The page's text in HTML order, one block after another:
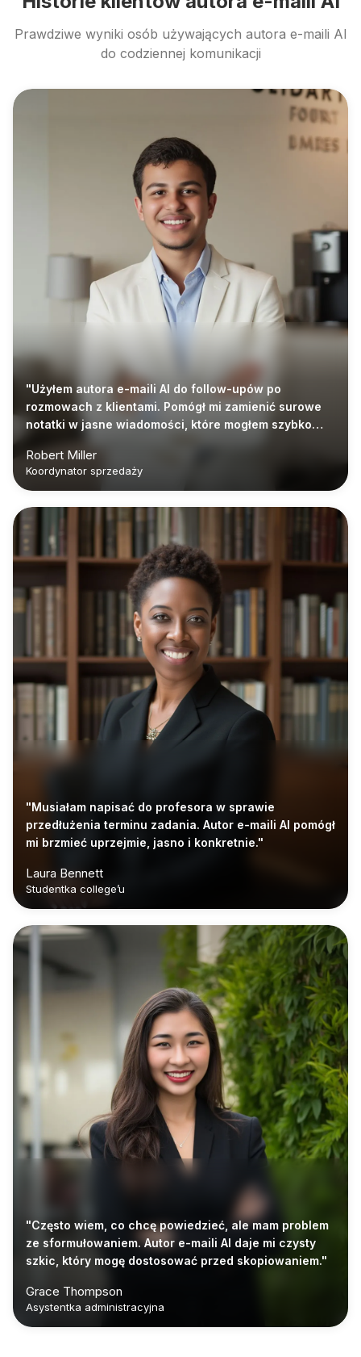
Prawdziwe wyniki osób używających autora e-maili AI
do codziennej komunikacji
"Użyłem autora e-maili AI do follow-upów po
rozmowach z klientami. Pomógł mi zamienić surowe
notatki w jasne wiadomości, które mogłem szybko
Robert Miller
Koordynator sprzedaży
"Musiałam napisać do profesora w sprawie
przedłużenia terminu zadania. Autor e-maili AI pomógł
mi brzmieć uprzejmie, jasno i konkretnie."
Laura Bennett
Studentka college’u
"Często wiem, co chcę powiedzieć, ale mam problem
ze sformułowaniem. Autor e-maili AI daje mi czysty
szkic, który mogę dostosować przed skopiowaniem."
Grace Thompson
Asystentka administracyjna